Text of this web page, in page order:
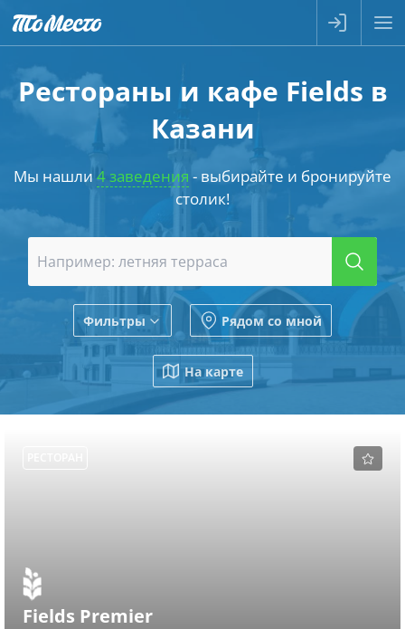
Рестораны и кафе Fields в
Казани
Мы нашли 4 заведения- выбирайте и бронируйте
столик!
Фильтры Рядом со мной
На карте
Fields Premier